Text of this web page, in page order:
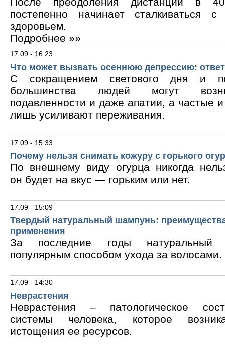
постепенно начинает сталкиваться
здоровьем.
Подробнее »»
17.09 - 16:23
Что может вызвать осеннюю депрессию:
С сокращением светового дня и
большинства людей могут
подавленности и даже апатии, а частые
лишь усиливают переживания.
17.09 - 15:33
Почему нельзя снимать кожуру с горького
По внешнему виду огурца никогда
он будет на вкус — горьким или нет.
17.09 - 15:09
Твердый натуральный шампунь:
применения
За последние годы натуральный
популярным способом ухода за волосами.
17.09 - 14:30
Неврастения
Неврастения – патологическое
системы человека, которое
истощения ее ресурсов.